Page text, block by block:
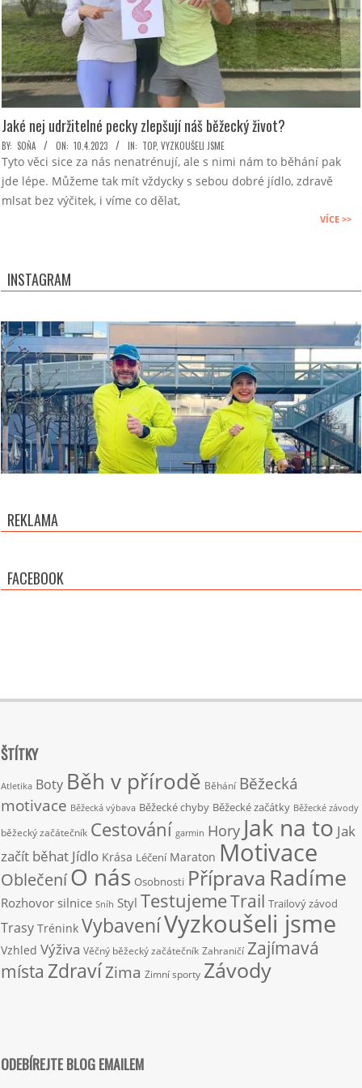
Jaké nej udržitelné pecky zlepšují náš běžecký život?
2023-
04-
10
BY: SOŇA ON: 10.4.2023 IN: TOP, VYZKOUŠELI JSME
Tyto věci sice za nás nenatrénují, ale s nimi nám to běhání pak
jde lépe. Můžeme tak mít vždycky s sebou dobré jídlo, zdravě
mlsat bez výčitek, i víme co dělat,
VÍCE >>
INSTAGRAM
REKLAMA
FACEBOOK
ŠTÍTKY
Atletika Boty Běh v přírodě Běhání Běžecká
motivace Běžecká výbava Běžecké chyby Běžecké začátky Běžecké závody
běžecký začátečník Cestování garmin Hory Jak na to Jak
začít běhat Jídlo Krása Léčení Maraton Motivace
OblečeníO nás Osobnosti Příprava Radíme
Rozhovor silnice Sníh Styl TestujemeTrail Trailový závod
Trasy Trénink VybaveníVyzkoušeli jsme
Vzhled Výživa Věčný běžecký začátečník Zahraničí Zajímavá
místa ZdravíZima Zimní sporty Závody
ODEBÍREJTE BLOG EMAILEM